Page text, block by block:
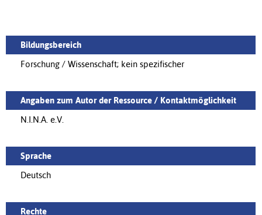
Bildungsbereich
Forschung / Wissenschaft; kein spezifischer
Angaben zum Autor der Ressource / Kontaktmöglichkeit
N.I.N.A. e.V.
Sprache
Deutsch
Rechte